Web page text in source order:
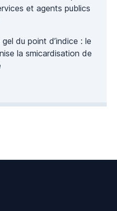
et agents publics
du point d’indice : le
la smicardisation de